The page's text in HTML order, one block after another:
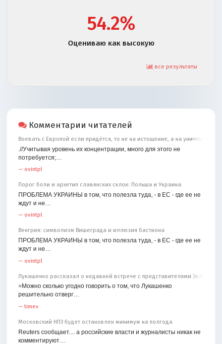
54.2%
Оцениваю как высокую
все результаты
Комментарии читателей
Воевать с Европой если придётся, то не на истощение, а на уничтожение
.//Учитывая уровень их концентрации, много для этого не
потребуется;…
— ovintpl
Порог боли и архетип славянских склок: Польша и Украина
ПРОБЛЕМА УКРАИНЫ в том, что полезла туда, - в ЕС - где ее не
ждут и не…
— ovintpl
Венгрия: символизм Вишеграда и иллюзия бастиона
ПРОБЛЕМА УКРАИНЫ в том, что полезла туда, - в ЕС - где ее не
ждут и не…
— ovintpl
Лукашенко рассказал о недавней встрече с представителями
=Можно сколько угодно говорить о том, что Лукашенко
решительно отверг…
—timev
Московский НПЗ будет остановлен минимум на полгода
Reuters сообщает.... а российские власти и журналисты никак не
комментируют…